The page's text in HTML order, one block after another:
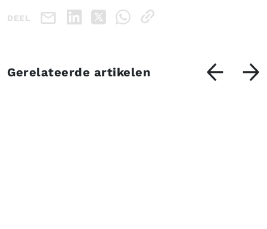
DEEL
Gerelateerde artikelen